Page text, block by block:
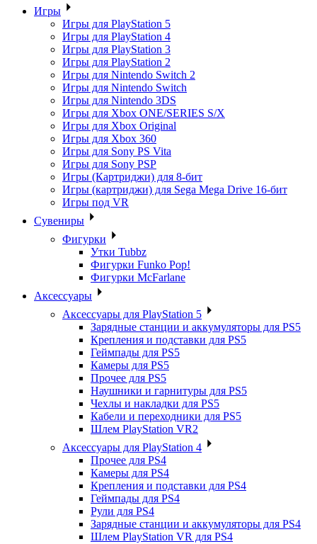
Игры
Игры для PlayStation 5
Игры для PlayStation 4
Игры для PlayStation 3
Игры для PlayStation 2
Игры для Nintendo Switch 2
Игры для Nintendo Switch
Игры для Nintendo 3DS
Игры для Xbox ONE/SERIES S/X
Игры для Xbox Original
Игры для Xbox 360
Игры для Sony PS Vita
Игры для Sony PSP
Игры (Картриджи) для 8-бит
Игры (картриджи) для Sega Mega Drive 16-бит
Игры под VR
Сувениры
Фигурки
Утки Tubbz
Фигурки Funko Pop!
Фигурки McFarlane
Аксессуары
Аксессуары для PlayStation 5
Зарядные станции и аккумуляторы для PS5
Крепления и подставки для PS5
Геймпады для PS5
Камеры для PS5
Прочее для PS5
Наушники и гарнитуры для PS5
Чехлы и накладки для PS5
Кабели и переходники для PS5
Шлем PlayStation VR2
Аксессуары для PlayStation 4
Прочее для PS4
Камеры для PS4
Крепления и подставки для PS4
Геймпады для PS4
Рули для PS4
Зарядные станции и аккумуляторы для PS4
Шлем PlayStation VR для PS4